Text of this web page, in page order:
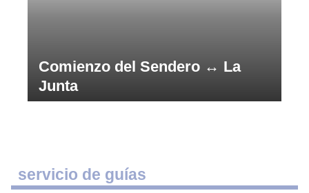
Comienzo del Sendero ↔ La
Junta
servicio de guías